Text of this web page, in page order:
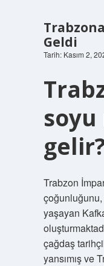
Geldi
Tarih: Kasım 2,
Trabzon
yaşayan
çağdaş
yansımış ve